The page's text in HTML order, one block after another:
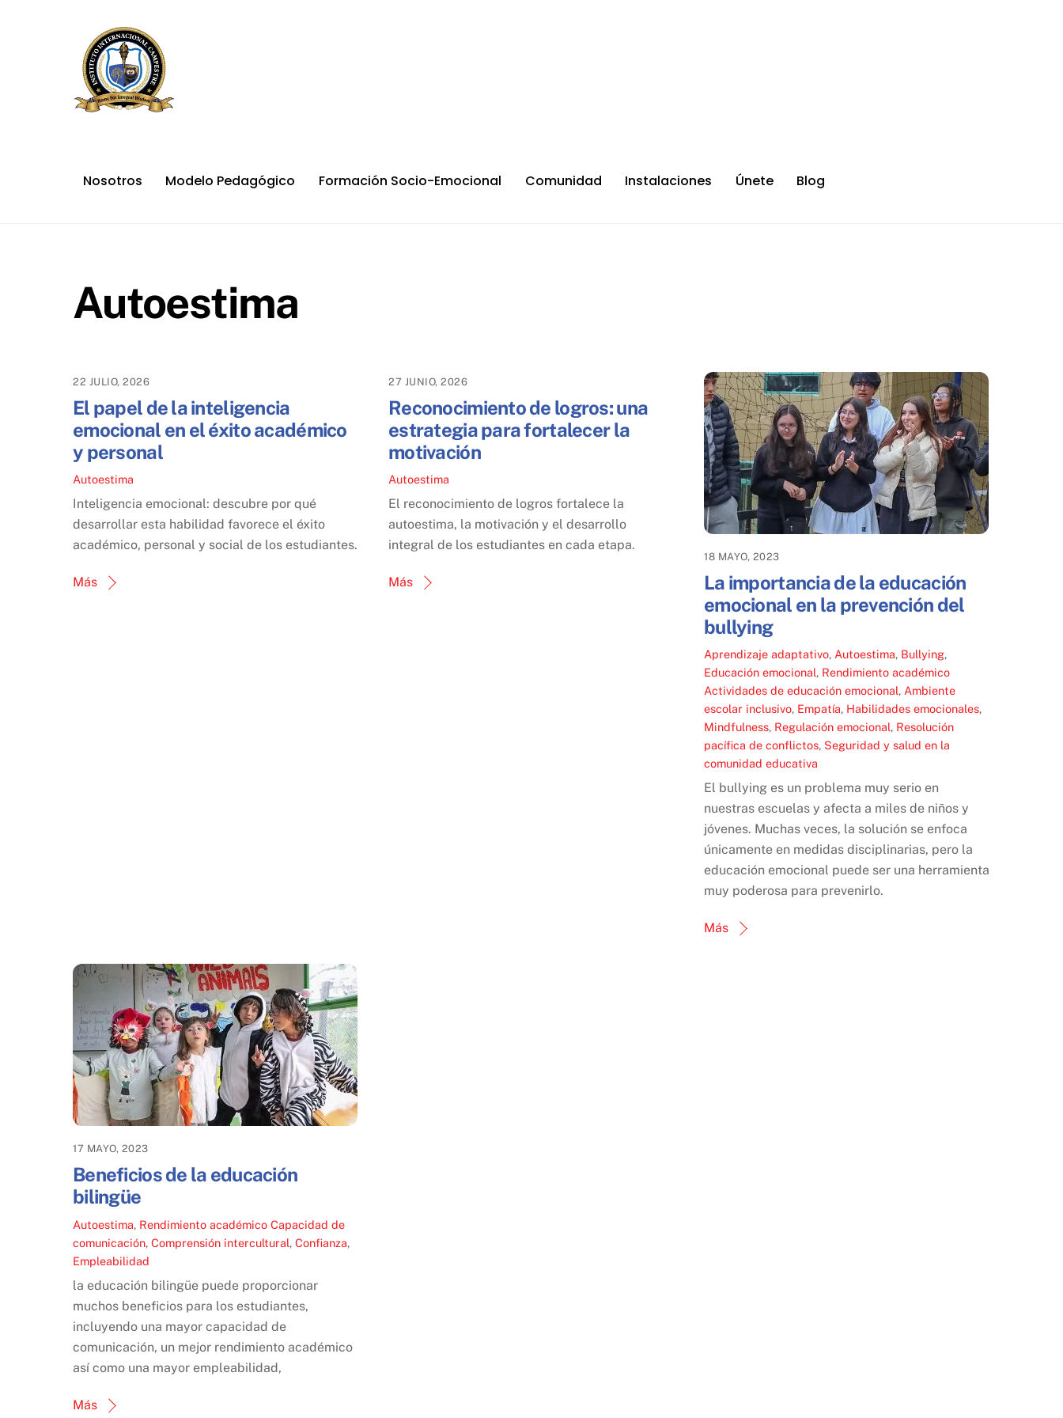
Nosotros Modelo Pedagógico Formación Socio-Emocional Comunidad Instalaciones Únete Blog
Autoestima
22 JULIO, 2026
El papel de la inteligencia
emocional en el éxito académico
y personal
Autoestima
Inteligencia emocional: descubre por qué
desarrollar esta habilidad favorece el éxito
académico, personal y social de los estudiantes.
Más
27 JUNIO, 2026
Reconocimiento de logros: una
estrategia para fortalecer la
motivación
Autoestima
El reconocimiento de logros fortalece la
autoestima, la motivación y el desarrollo
integral de los estudiantes en cada etapa.
Más
18 MAYO, 2023
La importancia de la educación
emocional en la prevención del
bullying
Aprendizaje adaptativo, Autoestima, Bullying,
Educación emocional, Rendimiento académico
Actividades de educación emocional, Ambiente
escolar inclusivo, Empatía, Habilidades emocionales,
Mindfulness, Regulación emocional, Resolución
pacífica de conflictos, Seguridad y salud en la
comunidad educativa
El bullying es un problema muy serio en
nuestras escuelas y afecta a miles de niños y
jóvenes. Muchas veces, la solución se enfoca
únicamente en medidas disciplinarias, pero la
educación emocional puede ser una herramienta
muy poderosa para prevenirlo.
Más
17 MAYO, 2023
Beneficios de la educación
bilingüe
Autoestima, Rendimiento académico Capacidad de
comunicación, Comprensión intercultural, Confianza,
Empleabilidad
la educación bilingüe puede proporcionar
muchos beneficios para los estudiantes,
incluyendo una mayor capacidad de
comunicación, un mejor rendimiento académico
así como una mayor empleabilidad,
Más